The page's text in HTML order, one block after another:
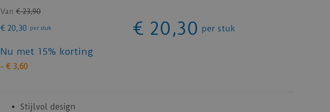
Van € 23,90
€ 20,30 per stuk € 20,30 per stuk
Nu met 15% korting
- € 3,60
Stijlvol design